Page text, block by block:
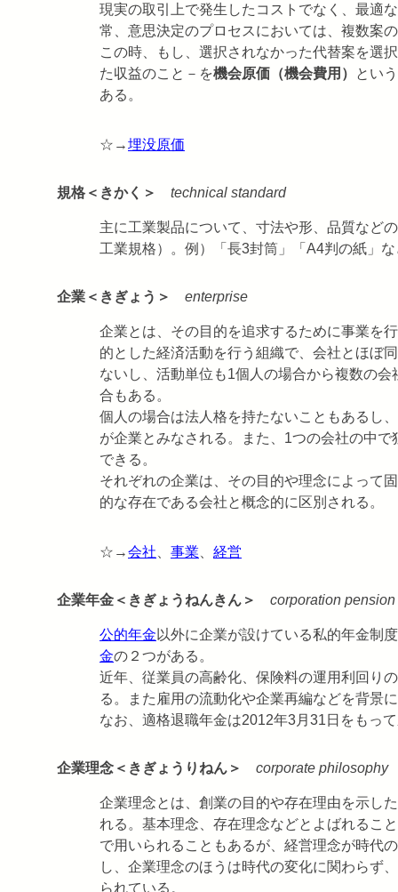
現実の取引上で発生したコストでなく、最適
常、意思決定のプロセスにおいては、複数案
この時、もし、選択されなかった代替案を
た収益のこと－を機会原価（機会費用）
とい
ある。
☆→埋没原価
規格＜きかく＞ technical standard
主に工業製品について、寸法や形、品質など
工業規格）。例）「長3封筒」「A4判の紙」
企業＜きぎょう＞ enterprise
企業とは、その目的を追求するために事業を
的とした経済活動を行う組織で、会社とほぼ
ないし、活動単位も1個人の場合から複数の
合もある。
個人の場合は法人格を持たないこともあるし
が企業とみなされる。また、1つの会社の中
できる。
それぞれの企業は、その目的や理念によって
的な存在である会社と概念的に区別される。
☆→会社 事業 経営
企業年金＜きぎょうねんきん＞ corporation pension
公的年金 以外に企業が設けている私的年金制
金の２つがある。
近年、従業員の高齢化、保険料の運用利回り
る。また雇用の流動化や企業再編などを背景
なお、適格退職年金は2012年3月31日をもっ
企業理念＜きぎょうりねん＞ corporate philosophy
企業理念とは、創業の目的や存在理由を示し
れる。基本理念、存在理念などとよばれるこ
で用いられることもあるが、経営理念が時代
し、企業理念のほうは時代の変化に関わらず
られている。